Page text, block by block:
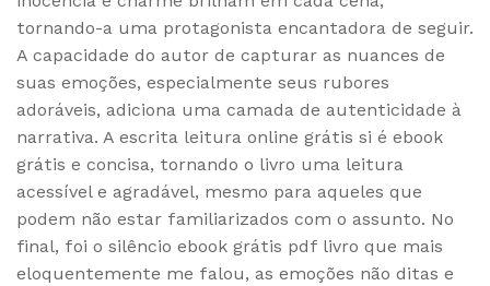
tornando-a uma protagonista encantadora de seguir.
A capacidade do autor de capturar as nuances de
suas emoções, especialmente seus rubores
adoráveis, adiciona uma camada de autenticidade à
narrativa. A escrita leitura online grátis si é ebook
grátis e concisa, tornando o livro uma leitura
acessível e agradável, mesmo para aqueles que
podem não estar familiarizados com o assunto. No
final, foi o silêncio ebook grátis pdf livro que mais
eloquentemente me falou, as emoções não ditas e